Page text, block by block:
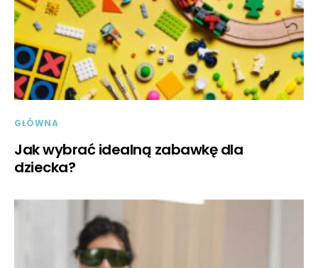
GŁÓWNA
Jak wybrać idealną zabawkę dla
dziecka?